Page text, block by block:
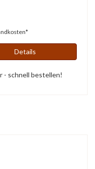
Details
- schnell bestellen!